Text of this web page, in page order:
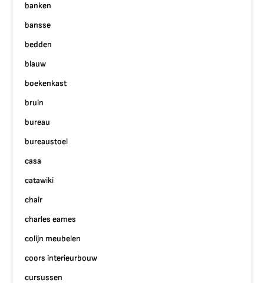
banken
bansse
bedden
blauw
boekenkast
bruin
bureau
bureaustoel
casa
catawiki
chair
charles eames
colijn meubelen
coors interieurbouw
cursussen